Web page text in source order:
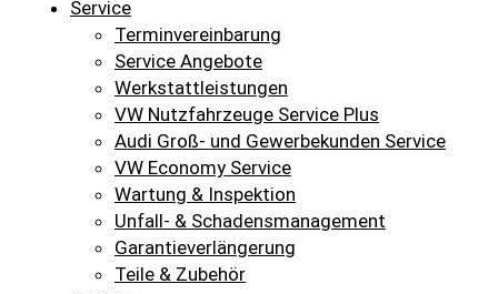
Service
Terminvereinbarung
Service Angebote
Werkstattleistungen
VW Nutzfahrzeuge Service Plus
Audi Groß- und Gewerbekunden Service
VW Economy Service
Wartung & Inspektion
Unfall- & Schadensmanagement
Garantieverlängerung
Teile & Zubehör